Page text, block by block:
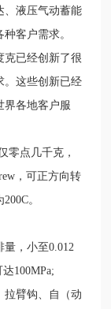
、液压气动蓄能
客户需求。
克已经创新了很
。这些创新已经
界各地客户服
零点几千克，
，可正方向转
。
，小至0.012
100MPa;
拉臂钩、自（动